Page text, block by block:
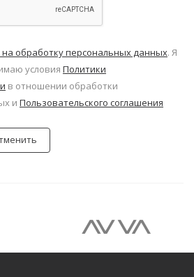
на обработку персональных данных. Я
условия Политики
в отношении обработки
и Пользовательского соглашения